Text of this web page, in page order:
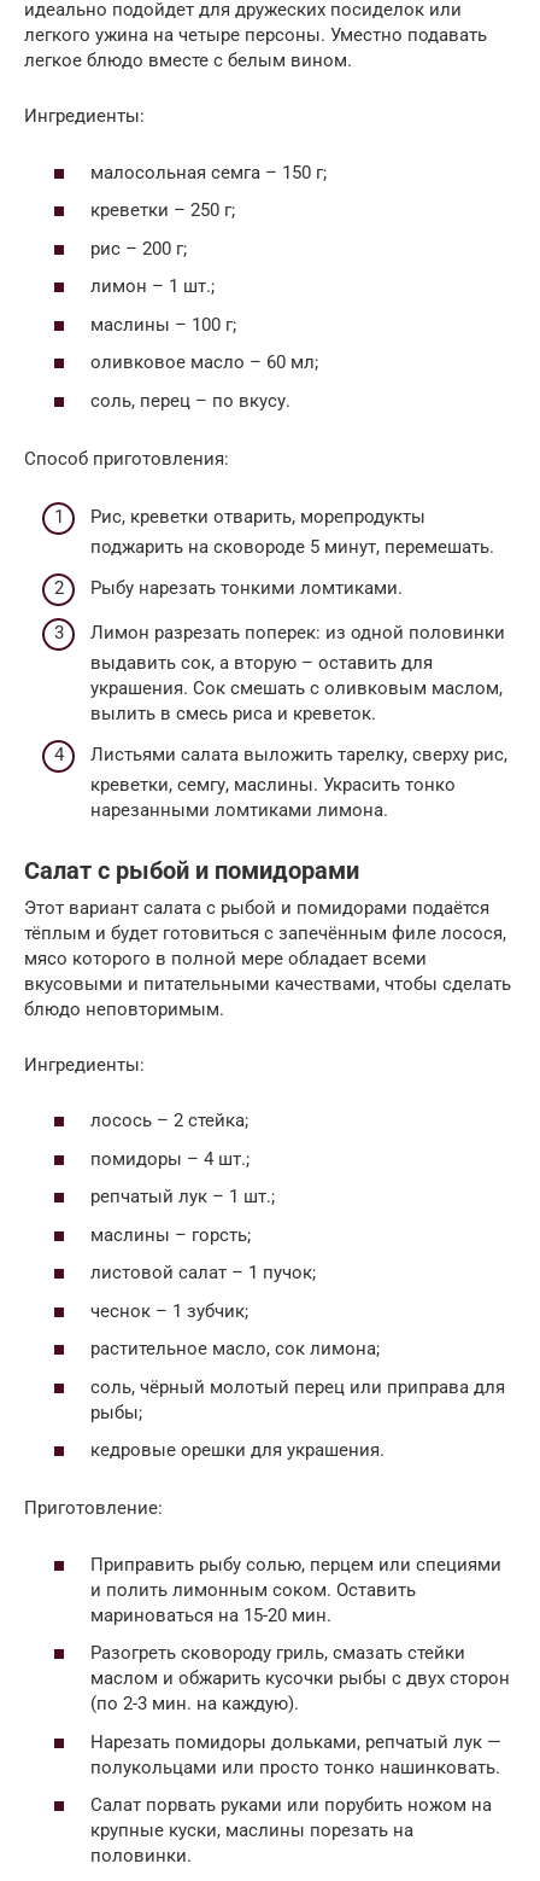
идеально подойдет для дружеских посиделок или
легкого ужина на четыре персоны. Уместно подавать
легкое блюдо вместе с белым вином.
Ингредиенты:
малосольная семга – 150 г;
креветки – 250 г;
рис – 200 г;
лимон – 1 шт.;
маслины – 100 г;
оливковое масло – 60 мл;
соль, перец – по вкусу.
Способ приготовления:
Рис, креветки отварить, морепродукты
поджарить на сковороде 5 минут, перемешать.
Рыбу нарезать тонкими ломтиками.
Лимон разрезать поперек: из одной половинки
выдавить сок, а вторую – оставить для
украшения. Сок смешать с оливковым маслом,
вылить в смесь риса и креветок.
Листьями салата выложить тарелку, сверху рис,
креветки, семгу, маслины. Украсить тонко
нарезанными ломтиками лимона.
Салат с рыбой и помидорами
Этот вариант салата с рыбой и помидорами подаётся
тёплым и будет готовиться с запечённым филе лосося,
мясо которого в полной мере обладает всеми
вкусовыми и питательными качествами, чтобы сделать
блюдо неповторимым.
Ингредиенты:
лосось – 2 стейка;
помидоры – 4 шт.;
репчатый лук – 1 шт.;
маслины – горсть;
листовой салат – 1 пучок;
чеснок – 1 зубчик;
растительное масло, сок лимона;
соль, чёрный молотый перец или приправа для
рыбы;
кедровые орешки для украшения.
Приготовление:
Приправить рыбу солью, перцем или специями
и полить лимонным соком. Оставить
мариноваться на 15-20 мин.
Разогреть сковороду гриль, смазать стейки
маслом и обжарить кусочки рыбы с двух сторон
(по 2-3 мин. на каждую).
Нарезать помидоры дольками, репчатый лук —
полукольцами или просто тонко нашинковать.
Салат порвать руками или порубить ножом на
крупные куски, маслины порезать на
половинки.